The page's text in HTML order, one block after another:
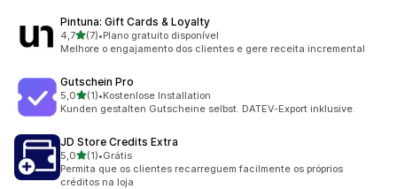
Pintuna: Gift Cards & Loyalty
4,7de 5 estrelas
(7)
7 avaliações ao todo
•Plano gratuito disponível
Melhore o engajamento dos clientes e gere receita incremental
Gutschein Pro
5,0de 5 estrelas
(1)
1 avaliações ao todo
•Kostenlose Installation
Kunden gestalten Gutscheine selbst. DATEV-Export inklusive.
JD Store Credits Extra
5,0de 5 estrelas
(1)
1 avaliações ao todo
•Grátis
Permita que os clientes recarreguem facilmente os próprios
créditos na loja